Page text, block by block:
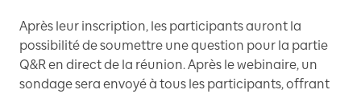
Après leur inscription, les participants auront la
possibilité de soumettre une question pour la partie
Q&R en direct de la réunion. Après le webinaire, un
sondage sera envoyé à tous les participants, offrant